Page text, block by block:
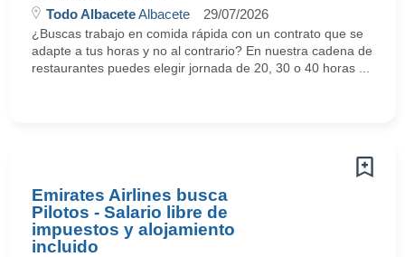
Todo AlbaceteAlbacete 29/07/2026
¿Buscas trabajo en comida rápida con un contrato que se
adapte a tus horas y no al contrario? En nuestra cadena de
restaurantes puedes elegir jornada de 20, 30 o 40 horas ...
Emirates Airlines busca
Pilotos - Salario libre de
impuestos y alojamiento
incluido